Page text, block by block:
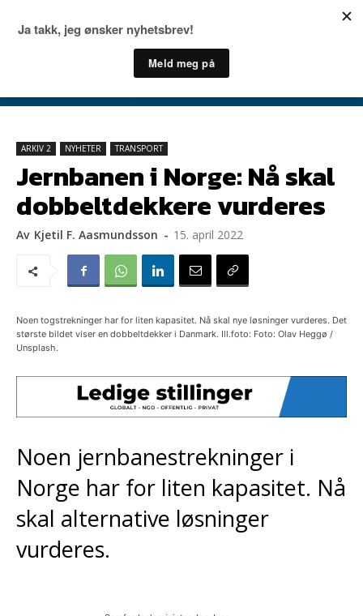
ARKIV 2 NYHETER TRANSPORT
Jernbanen i Norge: Nå skal
dobbeltdekkere vurderes
Av Kjetil F. Aasmundsson - 15. april 2022
Noen togstrekninger har for liten kapasitet. Nå skal nye løsninger vurderes. Det
største bildet viser en dobbeltdekker i Danmark. Ill.foto: Foto: Olav Heggø /
Unsplash.
Noen jernbanestrekninger i
Norge har for liten kapasitet. Nå
skal alternative løsninger
vurderes.